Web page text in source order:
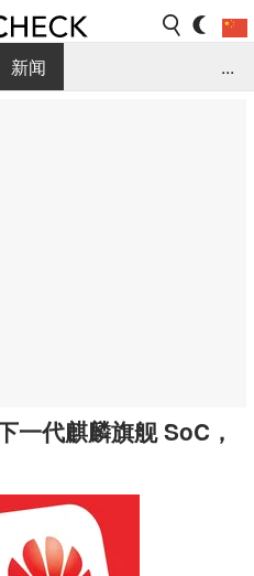
新闻
...
一代麒麟旗舰 SoC，